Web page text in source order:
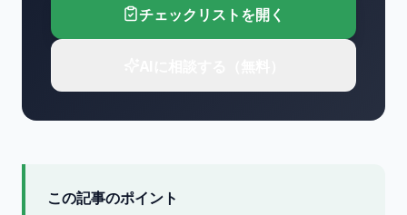
チェックリストを開く
この記事のポイント